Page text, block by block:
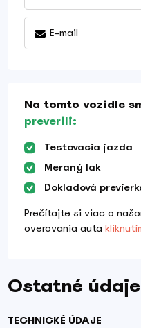
E-mail
Na tomto vozidle
preverili:
Testovacia jazda
Meraný lak
Dokladová
Prečítajte si viac o
overovania auta
Ostatné
TECHNICKÉ ÚDAJE